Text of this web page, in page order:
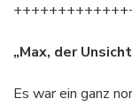
„Max, der
Es war ein ganz